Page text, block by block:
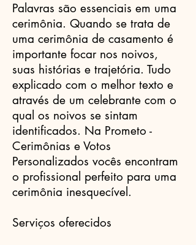
Palavras são essenciais em uma
cerimônia. Quando se trata de
uma cerimônia de casamento é
importante focar nos noivos,
suas histórias e trajetória. Tudo
explicado com o melhor texto e
através de um celebrante com o
qual os noivos se sintam
identificados. Na Prometo -
Cerimônias e Votos
Personalizados vocês encontram
o profissional perfeito para uma
cerimônia inesquecível.
Serviços oferecidos